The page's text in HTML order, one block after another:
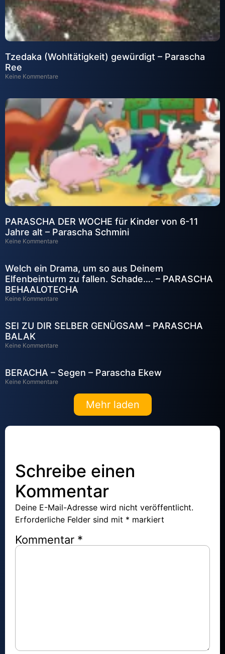
Tzedaka (Wohltätigkeit) gewürdigt – Parascha
Ree
Keine Kommentare
PARASCHA DER WOCHE für Kinder von 6-11
Jahre alt – Parascha Schmini
Keine Kommentare
Welch ein Drama, um so aus Deinem
Elfenbeinturm zu fallen. Schade…. – PARASCHA
BEHAALOTECHA
Keine Kommentare
SEI ZU DIR SELBER GENÜGSAM – PARASCHA
BALAK
Keine Kommentare
BERACHA – Segen – Parascha Ekew
Keine Kommentare
Mehr laden
Schreibe einen
Kommentar
Deine E-Mail-Adresse wird nicht veröffentlicht.
Erforderliche Felder sind mit * markiert
Kommentar *